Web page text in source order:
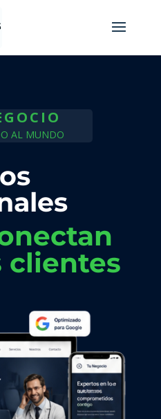
AL MUNDO
clientes